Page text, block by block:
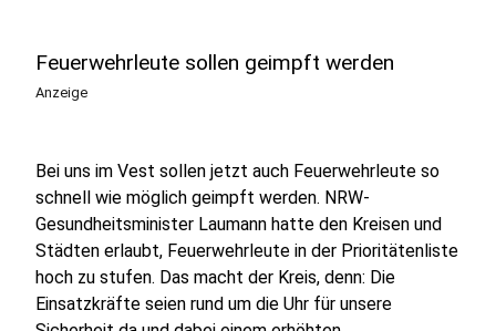
Feuerwehrleute sollen geimpft werden
Anzeige
Bei uns im Vest sollen jetzt auch Feuerwehrleute so
schnell wie möglich geimpft werden. NRW-
Gesundheitsminister Laumann hatte den Kreisen und
Städten erlaubt, Feuerwehrleute in der Prioritätenliste
hoch zu stufen. Das macht der Kreis, denn: Die
Einsatzkräfte seien rund um die Uhr für unsere